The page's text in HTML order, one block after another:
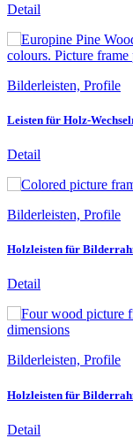
Detail
Bilderleisten, Profile
Leisten für Holz-
Detail
Bilderleisten, Profile
Holzleisten für
Detail
Bilderleisten, Profile
Holzleisten für
Detail